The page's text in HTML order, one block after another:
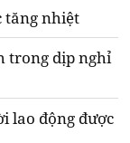
tăng nhiệt
trong dịp nghỉ
lao động được